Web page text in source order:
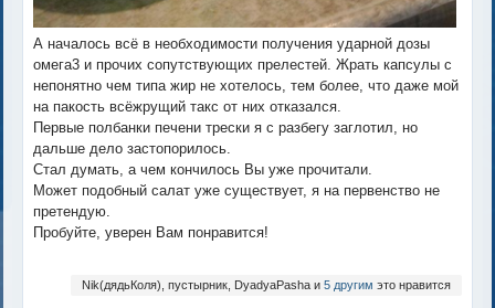
А началось всё в необходимости получения ударной дозы
омега3 и прочих сопутствующих прелестей. Жрать капсулы с
непонятно чем типа жир не хотелось, тем более, что даже мой
на пакость всёжрущий такс от них отказался.
Первые полбанки печени трески я с разбегу заглотил, но
дальше дело застопорилось.
Стал думать, а чем кончилось Вы уже прочитали.
Может подобный салат уже существует, я на первенство не
претендую.
Пробуйте, уверен Вам понравится!
Nik(дядьКоля), пустырник, DyadyaPasha и 5 другим это нравится